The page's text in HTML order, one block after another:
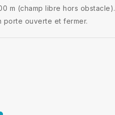
m (champ libre hors obstacle).
porte ouverte et fermer.